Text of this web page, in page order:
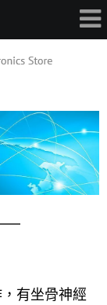
有坐骨神經